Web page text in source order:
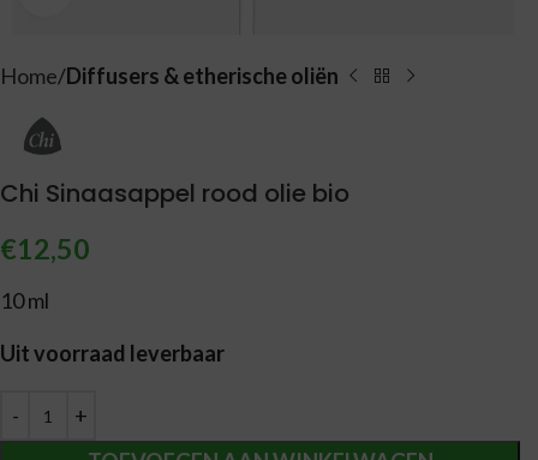
Home Diffusers & etherische oliën
Chi Sinaasappel rood olie bio
€12,50
10 ml
Uit voorraad leverbaar
Alternative: